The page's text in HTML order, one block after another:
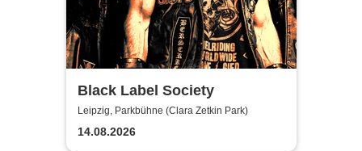
Black Label Society
Leipzig, Parkbühne (Clara Zetkin Park)
14.08.2026